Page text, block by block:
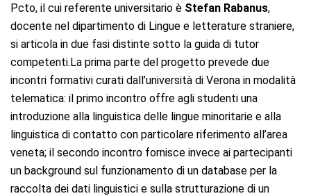
Pcto, il cui referente universitario è Stefan Rabanus,
docente nel dipartimento di Lingue e letterature straniere,
si articola in due fasi distinte sotto la guida di tutor
competenti.La prima parte del progetto prevede due
incontri formativi curati dall’università di Verona in modalità
telematica: il primo incontro offre agli studenti una
introduzione alla linguistica delle lingue minoritarie e alla
linguistica di contatto con particolare riferimento all’area
veneta; il secondo incontro fornisce invece ai partecipanti
un background sul funzionamento di un database per la
raccolta dei dati linguistici e sulla strutturazione di un